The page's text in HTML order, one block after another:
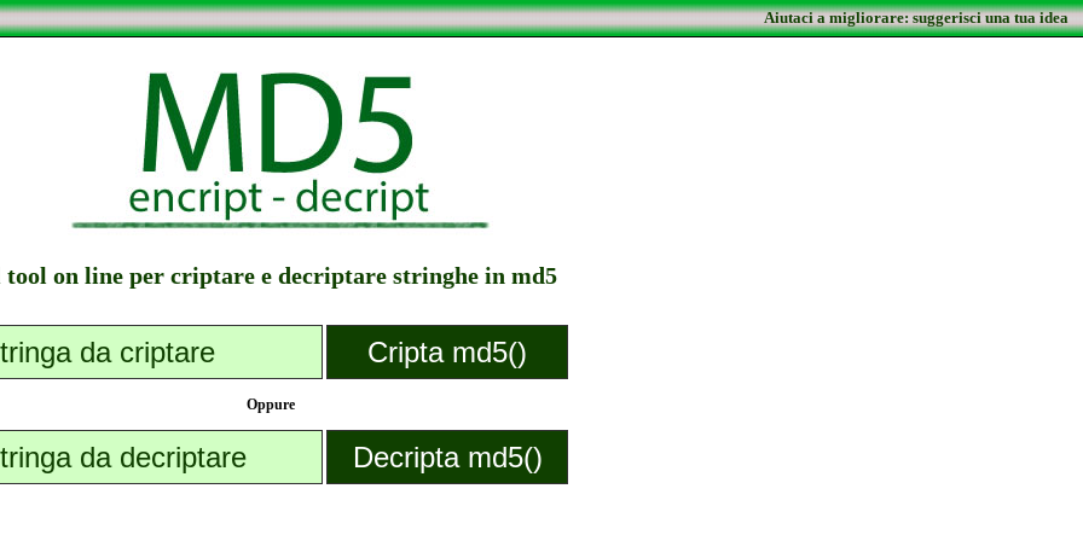
Aiutaci a migliorare: suggerisci una tua idea
on line per criptare e decriptare stringhe in md5
Oppure